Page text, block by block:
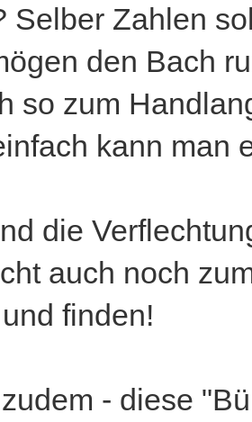
Selber Zahlen
den Bach
so zum
kann man
die
auch noch
finden!
- diese